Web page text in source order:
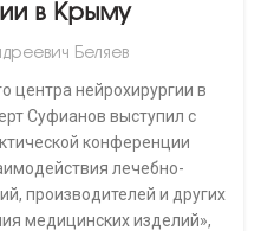
в Крыму
Беляев
центра нейрохирургии в
Суфианов выступил с
конференции
лечебно-
производителей и других
медицинских изделий»,